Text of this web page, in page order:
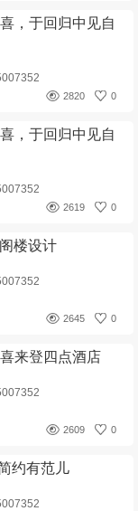
，于回归中见自
0
2820
，于回归中见自
0
2619
楼设计
0
2645
来登四点酒店
0
2609
约有范儿